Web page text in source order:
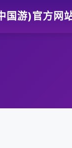
国游)官方网